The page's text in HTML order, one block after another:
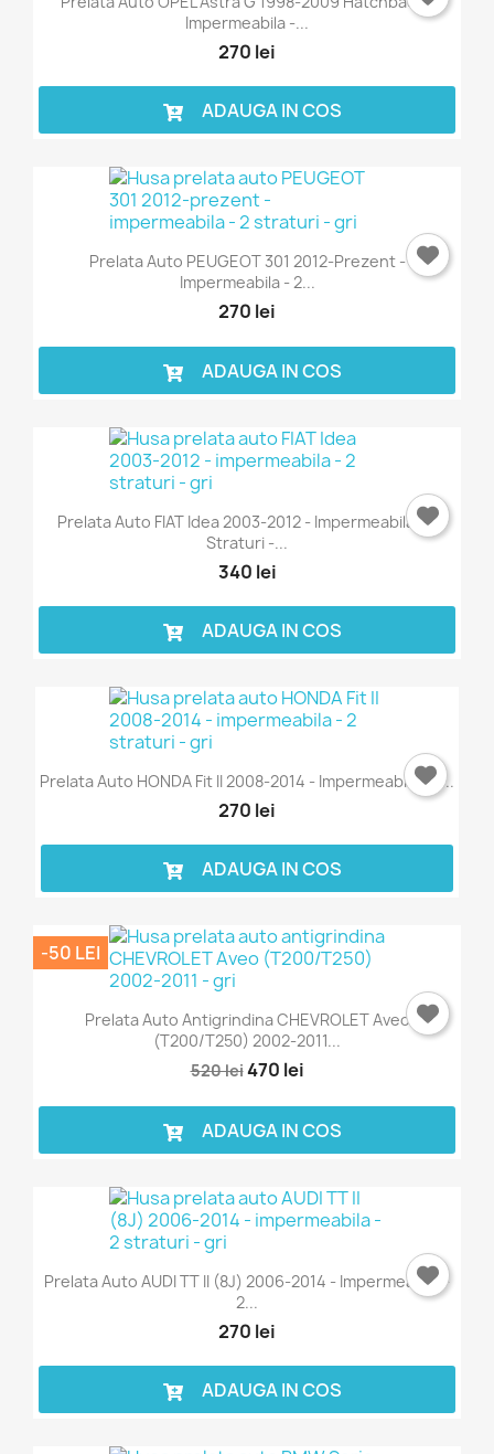
Impermeabila -...
270 lei
ADAUGA IN COS
Prelata Auto PEUGEOT 301 2012-Prezent -
Impermeabila - 2...
270 lei
ADAUGA IN COS
Prelata Auto FIAT Idea 2003-2012 - Impermeabila - 2
Straturi -...
340 lei
ADAUGA IN COS
Prelata Auto HONDA Fit II 2008-2014 - Impermeabila - 2...
270 lei
ADAUGA IN COS
Prelata Auto Antigrindina CHEVROLET Aveo
(T200/T250) 2002-2011...
520 lei470 lei
-50 LEI
ADAUGA IN COS
Prelata Auto AUDI TT II (8J) 2006-2014 - Impermeabila -
2...
270 lei
ADAUGA IN COS
Intra in cont ×
Trebuie sa fi logat in contul de client pentru a salva
produse in Lista de Favorite.